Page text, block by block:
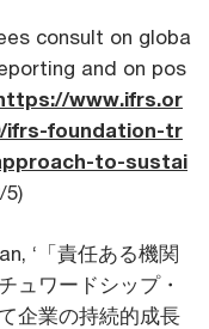
consult on globa
and on pos
www.ifrs.or
ifrs-foundation-tr
to-sustai
5)
‘「責任ある機関
ュワードシップ・
企業の持続的成長